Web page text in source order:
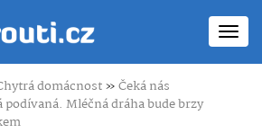
domácnost»Čeká nás
Mléčná dráha bude brzy